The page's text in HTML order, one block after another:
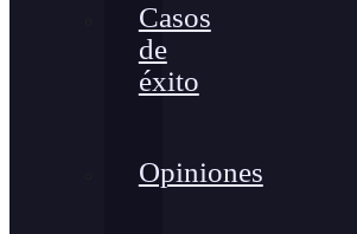
Casos
de
éxito
Opiniones